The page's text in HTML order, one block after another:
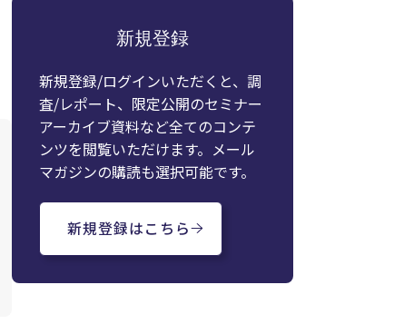
新規登録
新規登録/ログインいただくと、調
査/レポート、限定公開のセミナー
アーカイブ資料など全てのコンテ
ンツを閲覧いただけます。メール
マガジンの購読も選択可能です。
新規登録はこちら